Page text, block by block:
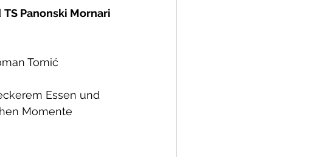
TS Panonski Mornari
Tomić
Essen und
Momente